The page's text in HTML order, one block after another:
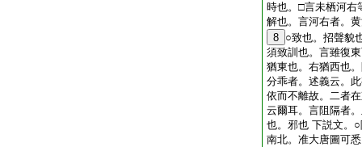
時也。□言未栖河右
解也。言河右者。
8 ○致也。招聲貌
須致訓也。言雖復
猶東也。右猶西也
分乖者。述義云。
依而不離故。二者
云爾耳。言阻隔者
也。邪也 下説文。
南北。准大唐圖可